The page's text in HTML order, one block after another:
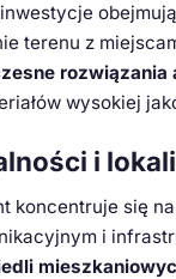
terenu z
wysokiej
i
koncentruje się
i